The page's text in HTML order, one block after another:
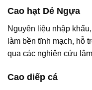
Cao hạt Dẻ Ngựa
Nguyên liệu nhập
làm bền tĩnh mạch, hỗ
qua các nghiên cứu
Cao diếp cá